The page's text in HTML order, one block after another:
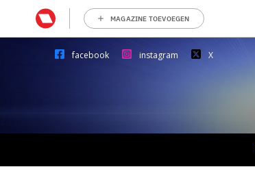
MAGAZINE TOEVOEGEN
facebook instagram X